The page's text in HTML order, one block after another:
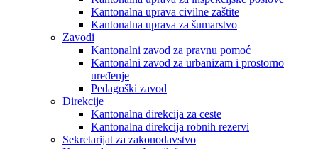
Kantonalna uprava civilne zaštite
Kantonalna uprava za šumarstvo
Zavodi
Kantonalni zavod za pravnu pomoć
Kantonalni zavod za urbanizam i prostorno
uređenje
Pedagoški zavod
Direkcije
Kantonalna direkcija za ceste
Kantonalna direkcija robnih rezervi
Sekretarijat za zakonodavstvo